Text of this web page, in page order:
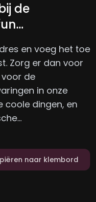
de
en voeg het toe
Zorg er dan voor
de
in onze
coole dingen, en
naar klembord